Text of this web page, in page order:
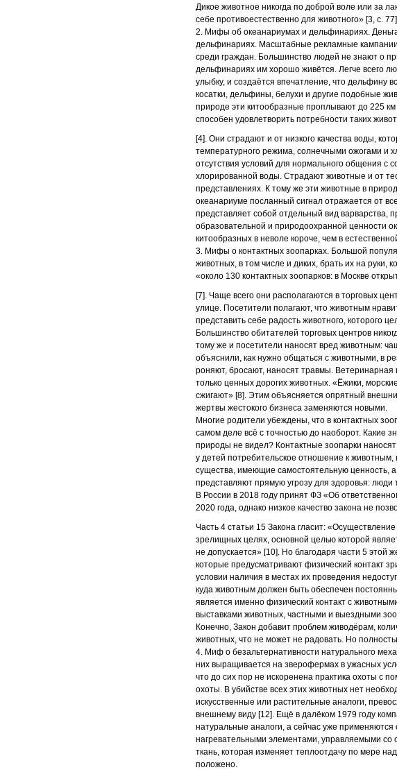
Дикое животное никогда по доброй воле или за
себе противоестественно для животного» [3, с.
2. Мифы об океанариумах и дельфинариях.
дельфинариях. Масштабные рекламные
среди граждан. Большинство людей не знают о
дельфинариях им хорошо живётся. Легче всего
улыбку, и создаётся впечатление, что дельфину
косатки, дельфины, белухи и другие подобные
природе эти китообразные проплывают до 225
способен удовлетворить потребности таких
[4]. Они страдают и от низкого качества воды,
температурного режима, солнечными ожогами и
отсутствия условий для нормального общения с
хлорированной воды. Страдают животные и от
представлениях. К тому же эти животные в
океанариуме посланный сигнал отражается от
представляет собой отдельный вид варварства,
образовательной и природоохранной ценности
китообразных в неволе короче, чем в
3. Мифы о контактных зоопарках. Большой
животных, в том числе и диких, брать их на
«около 130 контактных зоопарков: в Москве
[7]. Чаще всего они располагаются в торговых
улице. Посетители полагают, что животным
представить себе радость животного, которого
Большинство обитателей торговых центров
тому же и посетители наносят вред животным:
объяснили, как нужно общаться с животными, в
роняют, бросают, наносят травмы. Ветеринарная
только ценных дорогих животных. «Ёжики,
сжигают» [8]. Этим объясняется опрятный
жертвы жестокого бизнеса заменяются новыми.
Многие родители убеждены, что в контактных
самом деле всё с точностью до наоборот. Какие
природы не видел? Контактные зоопарки
у детей потребительское отношение к
существа, имеющие самостоятельную ценность,
представляют прямую угрозу для здоровья: люди
В России в 2018 году принят ФЗ «Об
2020 года, однако низкое качество закона не
Часть 4 статьи 15 Закона гласит:
зрелищных целях, основной целью которой
не допускается» [10]. Но благодаря части 5
которые предусматривают физический контакт
условии наличия в местах их проведения
куда животным должен быть обеспечен
является именно физический контакт с
выставками животных, частными и выездными
Конечно, Закон добавит проблем живодёрам,
животных, что не может не радовать. Но
4. Миф о безальтернативности натурального
них выращивается на зверофермах в ужасных
что до сих пор не искоренена практика охоты с
охоты. В убийстве всех этих животных нет
искусственные или растительные аналоги,
внешнему виду [12]. Ещё в далёком 1979 году
натуральные аналоги, а сейчас уже
нагревательными элементами, управляемыми со
ткань, которая изменяет теплоотдачу по мере
положено.